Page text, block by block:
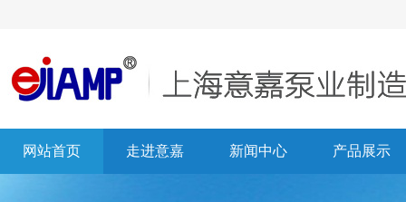
网站首页 走进意嘉 新闻中心 产品展示